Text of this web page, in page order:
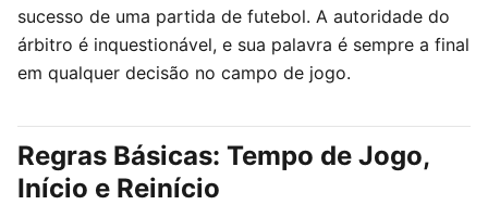
sucesso de uma partida de futebol. A autoridade do
árbitro é inquestionável, e sua palavra é sempre a final
em qualquer decisão no campo de jogo.
Regras Básicas: Tempo de Jogo,
Início e Reinício